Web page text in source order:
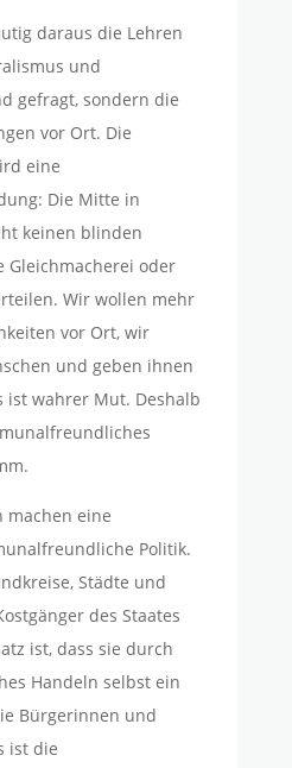
daraus die Lehren
und
gefragt, sondern die
vor Ort. Die
eine
Die Mitte in
keinen blinden
Gleichmacherei oder
Wir wollen mehr
vor Ort, wir
und geben ihnen
ist wahrer Mut. Deshalb
machen eine
Politik.
Städte und
des Staates
ist, dass sie durch
Handeln selbst ein
Bürgerinnen und
ist die